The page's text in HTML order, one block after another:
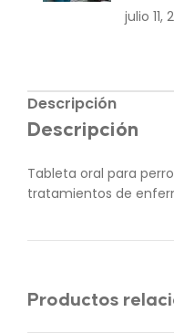
julio 11,
Descripción
Descripción
Tableta oral para
tratamientos de
Productos